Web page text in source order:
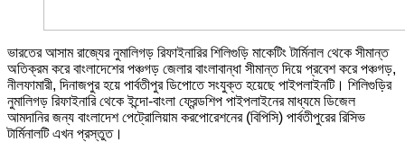
ভারতের আসাম রাজ্যের নুমালিগড় রিফাইনারির শিলিগুড়ি মাকেটিং টার্মিনাল থেকে সীমান্ত
অতিক্রম করে বাংলাদেশের পঞ্চগড় জেলার বাংলাবান্ধা সীমান্ত দিয়ে প্রবেশ করে পঞ্চগড়,
নীলফামারী, দিনাজপুর হয়ে পার্বতীপুর ডিপোতে সংযুক্ত হয়েছে পাইপলাইনটি। শিলিগুড়ির
নুমালিগড় রিফাইনারি থেকে ইন্দো-বাংলা ফ্রেন্ডশিপ পাইপলাইনের মাধ্যমে ডিজেল
আমদানির জন্য বাংলাদেশ পেট্রোলিয়াম করপোরেশনের (বিপিসি) পার্বতীপুরের রিসিভ
টার্মিনালটি এখন প্রস্তুত।